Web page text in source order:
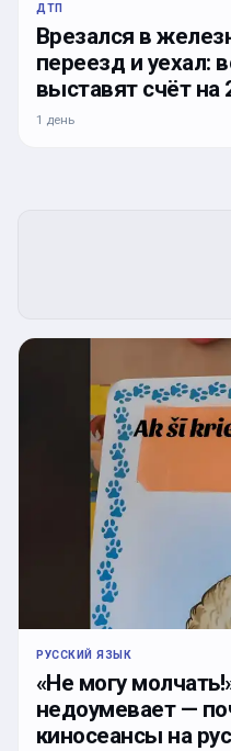
ДТП
Врезался в
переезд и уехал:
выставят счёт на
1 день
РУССКИЙ ЯЗЫК
«Не могу
недоумевает —
киносеансы на